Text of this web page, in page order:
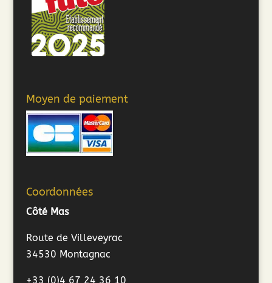
Moyen de paiement
Coordonnées
Côté Mas
Route de Villeveyrac
34530 Montagnac
+33 (0)4 67 24 36 10